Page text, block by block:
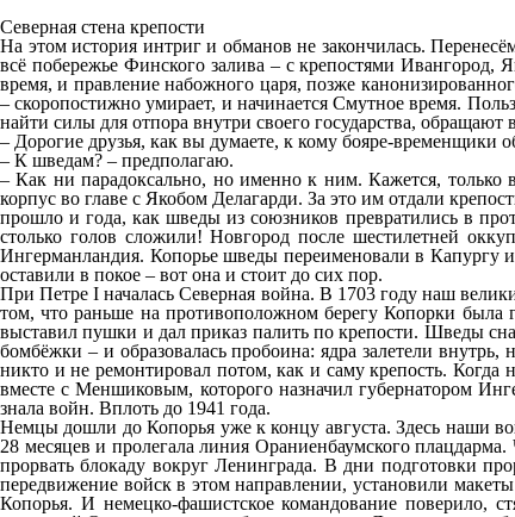
Северная стена крепости
На этом история интриг и обманов не закончилась.
всё побережье Финского залива – с крепостями
время, и правление набожного царя, позже
– скоропостижно умирает, и начинается Смутное время.
найти силы для отпора внутри своего государства,
– Дорогие друзья, как вы думаете, к кому бояре-временщики
– К шведам? – предполагаю.
– Как ни парадоксально, но именно к ним. Кажется,
корпус во главе с Якобом Делагарди. За это им отдали
прошло и года, как шведы из союзников превратились в
столько голов сложили! Новгород после шестилетней
Ингерманландия. Копорье шведы переименовали в Капургу
оставили в покое – вот она и стоит до сих пор.
При Петре I началась Северная война. В 1703 году наш
том, что раньше на противоположном берегу Копорки была
выставил пушки и дал приказ палить по крепости. Шведы
бомбёжки – и образовалась пробоина: ядра залетели
никто и не ремонтировал потом, как и саму крепость.
вместе с Меншиковым, которого назначил губернатором
знала войн. Вплоть до 1941 года.
Немцы дошли до Копорья уже к концу августа. Здесь наши
28 месяцев и пролегала линия Ораниенбаумского
прорвать блокаду вокруг Ленинграда. В дни подготовки
передвижение войск в этом направлении, установили
Копорья. И немецко-фашистское командование поверило,